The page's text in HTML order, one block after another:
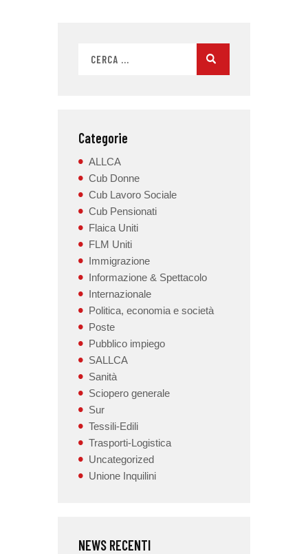
Categorie
ALLCA
Cub Donne
Cub Lavoro Sociale
Cub Pensionati
Flaica Uniti
FLM Uniti
Immigrazione
Informazione & Spettacolo
Internazionale
Politica, economia e società
Poste
Pubblico impiego
SALLCA
Sanità
Sciopero generale
Sur
Tessili-Edili
Trasporti-Logistica
Uncategorized
Unione Inquilini
NEWS RECENTI